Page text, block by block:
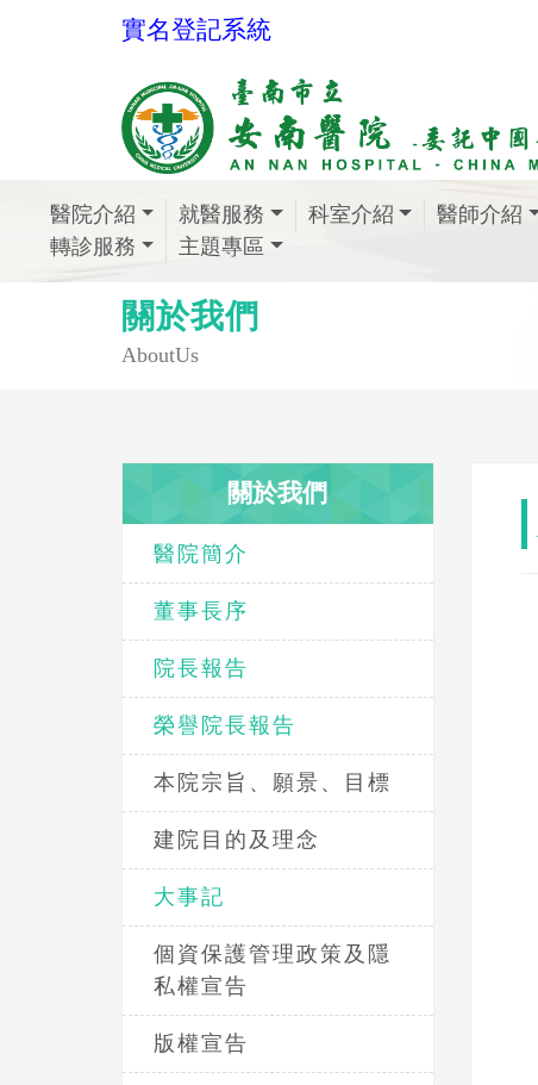
實名登記系統
醫院介紹 就醫服務 科室介紹 醫師介紹
轉診服務
主題專區
關於我們
AboutUs
關於我們
醫院簡介
董事長序
院長報告
榮譽院長報告
本院宗旨、願景、目標
建院目的及理念
大事記
個資保護管理政策及隱
私權宣告
版權宣告